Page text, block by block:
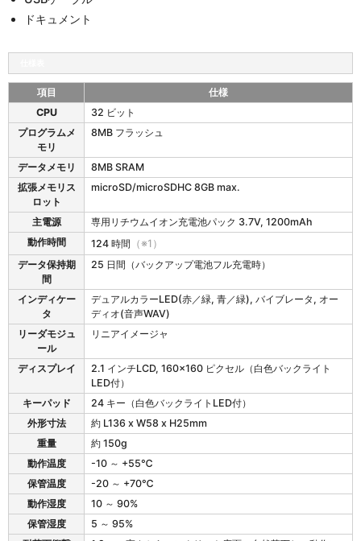
ドキュメント
2
仕
項目
仕様
CPU
32 ビット
プログラムメ
モリ
8MB フラッシュ
データメモリ
8MB SRAM
拡張メモリス
ロット
microSD/microSDHC 8GB max.
主電源
専用リチウムイオン充電池パック 3.7V, 1200mAh
動作時間
124 時間 （※1）
データ保持期
間
25 日間（バックアップ電池フル充電時）
インディケー
タ
デュアルカラーLED(赤／緑, 青／緑), バイブレータ, オー
ディオ(音声WAV)
リーダモジュ
ール
リニアイメージャ
ディスプレイ
2.1 インチLCD, 160x160 ピクセル（白色バックライト
LED付）
キーパッド
24 キー（白色バックライトLED付）
外形寸法
約 L136 x W58 x H25mm
重量
約 150g
動作温度
-10 ～ +55℃
保管温度
-20 ～ +70℃
動作湿度
10 ～ 90%
保管湿度
5 ～ 95%